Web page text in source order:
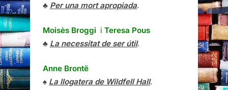
♣ Per una mort apropiada.
Moisès Broggi i Teresa Pous
♣ La necessitat de ser útil.
Anne Brontë
♠ La llogatera de Wildfell Hall.